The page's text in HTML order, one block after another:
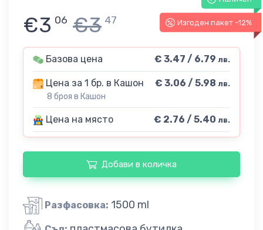
Изгоден пакет -12%
€3 06 €3 47
Базова цена € 3.47 / 6.79 лв.
Цена за 1 бр. в Кашон
8 броя в Кашон
€ 3.06 / 5.98 лв.
Цена на място € 2.76 / 5.40 лв.
Добави в количка
Разфасовка: 1500 ml